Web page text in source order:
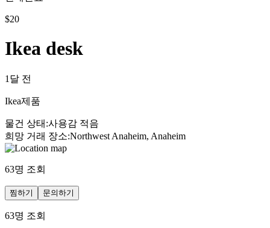
$20
Ikea desk
1달 전
Ikea제품
물건 상태 :사용감 적음
희망 거래 장소:Northwest Anaheim, Anaheim
63명 조회
찜하기 문의하기
63명 조회